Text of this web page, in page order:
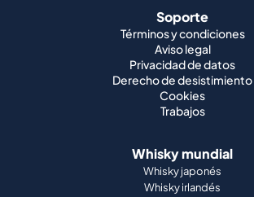
Soporte
Términos y condiciones
Aviso legal
Privacidad de datos
Derecho de desistimiento
Cookies
Trabajos
Whisky mundial
Whisky japonés
Whisky irlandés